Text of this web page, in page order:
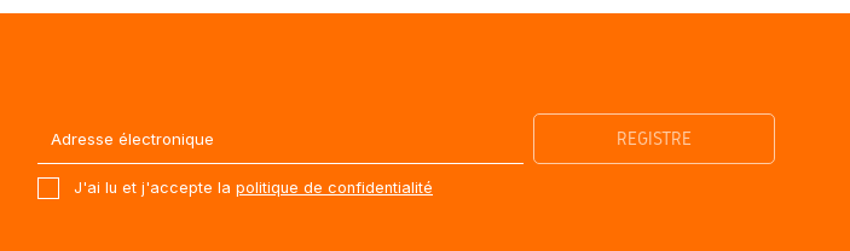
J'ai lu et j'accepte la politique de confidentialité